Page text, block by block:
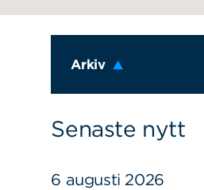
Arkiv
Senaste nytt
6 augusti 2026